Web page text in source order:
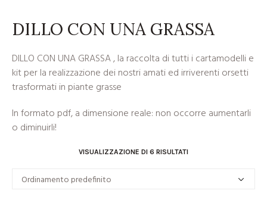
DILLO CON UNA GRASSA
DILLO CON UNA GRASSA , la raccolta di tutti i cartamodelli e
kit per la realizzazione dei nostri amati ed irriverenti orsetti
trasformati in piante grasse
In formato pdf, a dimensione reale: non occorre aumentarli
o diminuirli!
VISUALIZZAZIONE DI 6 RISULTATI